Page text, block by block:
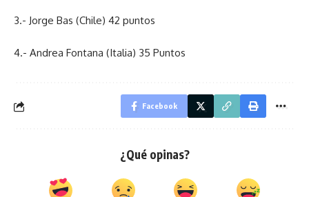
3.- Jorge Bas (Chile) 42 puntos
4.- Andrea Fontana (Italia) 35 Puntos
Facebook
¿Qué opinas?